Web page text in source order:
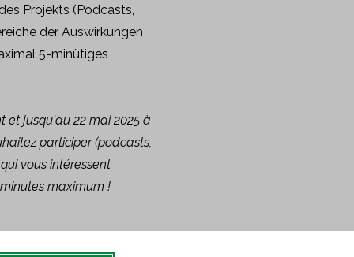
Projekts (Podcasts,
der Auswirkungen
5-minütiges
et jusqu'au 22 mai 2025 à
participer (podcasts,
vous intéressent
maximum !